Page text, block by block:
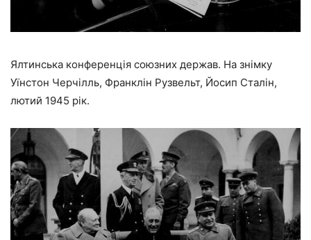
Ялтинська конференція союзних держав. На знімку
Уїнстон Черчілль, Франклін Рузвельт, Йосип Сталін,
лютий 1945 рік.